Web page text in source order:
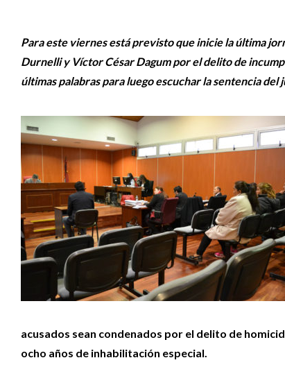
Para este viernes está previsto que inicie la última
Durnelli y Víctor César Dagum por el delito de
últimas palabras para luego escuchar la sentencia del
acusados sean condenados por el delito de
ocho años de inhabilitación especial.